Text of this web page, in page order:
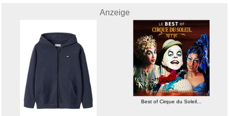
Into the Light...
Anzeige
Best of Cirque du Soleil...